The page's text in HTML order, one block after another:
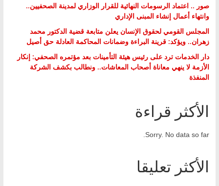
صور .. اعتماد الرسومات النهائية للقرار الوزاري لمدينة الصحفيين..
وانتهاء أعمال إنشاء المبنى الإداري
المجلس القومي لحقوق الإنسان يعلن متابعة قضية الدكتور محمد
زهران.. ويؤكد: قرينة البراءة وضمانات المحاكمة العادلة حق أصيل
دار الخدمات ترد على رئيس هيئة التأمينات بعد مؤتمره الصحفي: إنكار
الأزمة لا ينهي معاناة أصحاب المعاشات.. ونطالب بكشف الشركة
المنفذة
الأكثر قراءة
Sorry. No data so far.
الأكثر تعليقا